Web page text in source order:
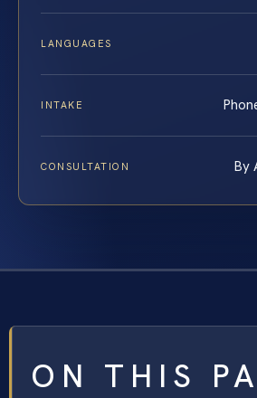
LANGUAGES
INTAKE
CONSULTATION By
ON THIS